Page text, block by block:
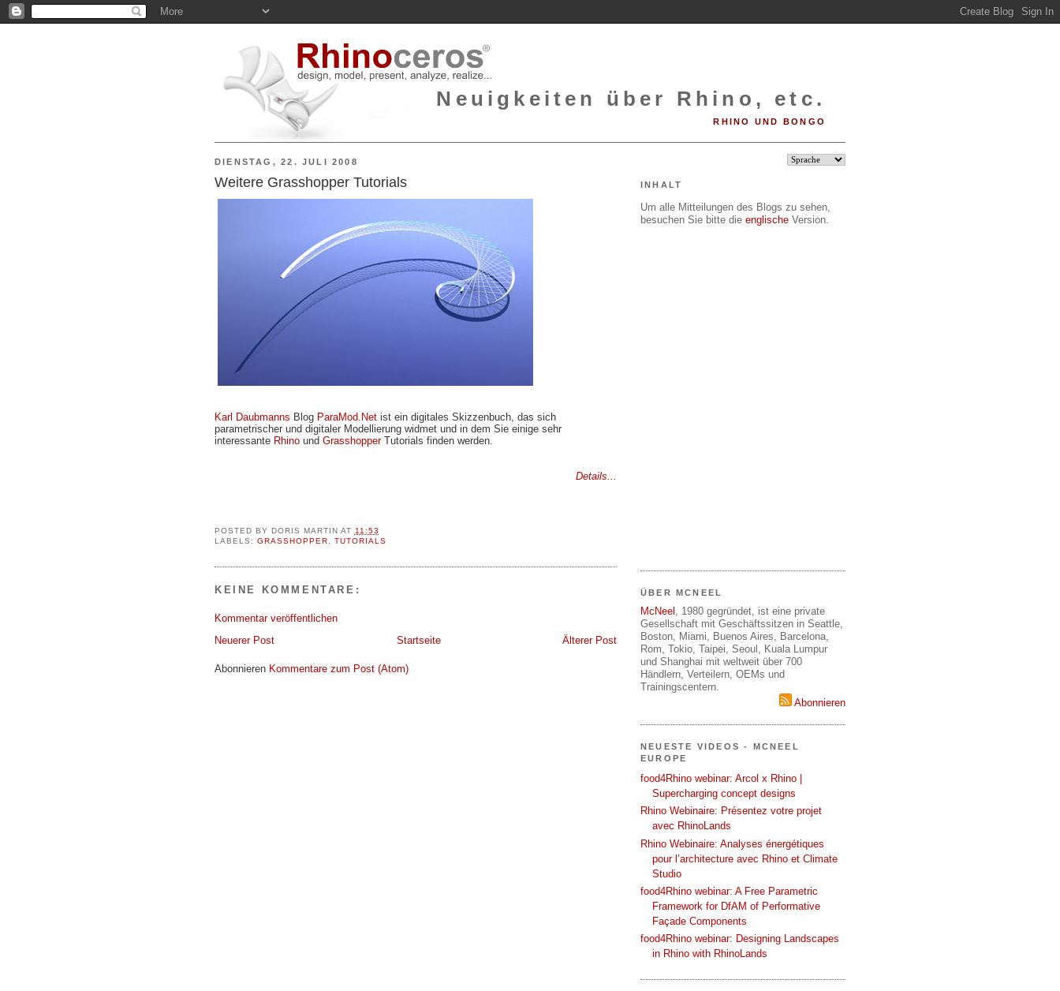
Neuigkeiten über Rhino, etc.
RHINO UND BONGO
DIENSTAG, 22. JULI 2008
Weitere Grasshopper Tutorials
Karl Daubmanns Blog ParaMod.Net ist ein digitales Skizzenbuch, das sich
parametrischer und digitaler Modellierung widmet und in dem Sie einige sehr
interessante Rhino und GrasshopperTutorials finden werden.
Details...
POSTED BY DORIS MARTIN AT 11:53
LABELS: GRASSHOPPER TUTORIALS
KEINE KOMMENTARE:
Kommentar veröffentlichen
Neuerer Post
Älterer Post
Startseite
Abonnieren Kommentare zum Post (Atom)
INHALT
Um alle Mitteilungen des Blogs zu sehen,
besuchen Sie bitte die englische Version.
ÜBER MCNEEL
McNeel
, 1980 gegründet, ist eine private
Gesellschaft mit Geschäftssitzen in Seattle,
Boston, Miami, Buenos Aires, Barcelona,
Rom, Tokio, Taipei, Seoul, Kuala Lumpur
und Shanghai mit weltweit über 700
Händlern, Verteilern, OEMs und
Trainingscentern.
Abonnieren
NEUESTE VIDEOS - MCNEEL
EUROPE
food4Rhino webinar: Arcol x Rhino |
Supercharging concept designs
Rhino Webinaire: Présentez votre projet
avec RhinoLands
Rhino Webinaire: Analyses énergétiques
pour l’architecture avec Rhino et Climate
Studio
food4Rhino webinar: A Free Parametric
Framework for DfAM of Performative
Façade Components
food4Rhino webinar: Designing Landscapes
in Rhino with RhinoLands